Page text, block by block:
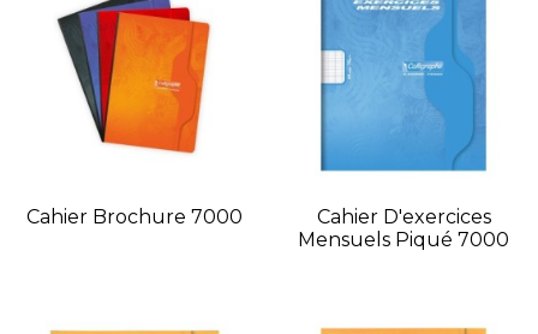
Cahier Brochure 7000
Cahier D'exercices
Mensuels Piqué 7000